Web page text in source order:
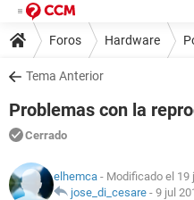
Foros Hardware
Tema Anterior
Problemas con la
Cerrado
elhemca - Modificado el 19
jose_di_cesare - 9 jul